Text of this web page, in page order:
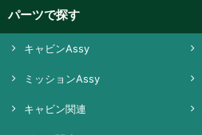
パーツで探す
キャビンAssy
ミッションAssy
キャビン関連